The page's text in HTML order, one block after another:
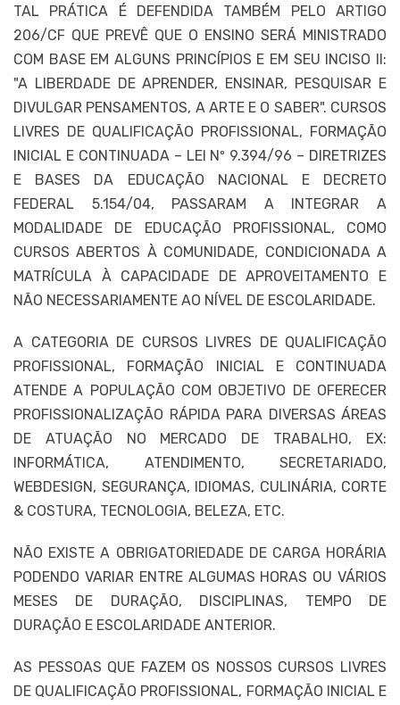
TAL PRÁTICA É DEFENDIDA TAMBÉM PELO ARTIGO
206/CF QUE PREVÊ QUE O ENSINO SERÁ MINISTRADO
COM BASE EM ALGUNS PRINCÍPIOS E EM SEU INCISO II:
"A LIBERDADE DE APRENDER, ENSINAR, PESQUISAR E
DIVULGAR PENSAMENTOS, A ARTE E O SABER". CURSOS
LIVRES DE QUALIFICAÇÃO PROFISSIONAL, FORMAÇÃO
INICIAL E CONTINUADA – LEI Nº 9.394/96 – DIRETRIZES
E BASES DA EDUCAÇÃO NACIONAL E DECRETO
FEDERAL 5.154/04, PASSARAM A INTEGRAR A
MODALIDADE DE EDUCAÇÃO PROFISSIONAL, COMO
CURSOS ABERTOS À COMUNIDADE, CONDICIONADA A
MATRÍCULA À CAPACIDADE DE APROVEITAMENTO E
NÃO NECESSARIAMENTE AO NÍVEL DE ESCOLARIDADE.
A CATEGORIA DE CURSOS LIVRES DE QUALIFICAÇÃO
PROFISSIONAL, FORMAÇÃO INICIAL E CONTINUADA
ATENDE A POPULAÇÃO COM OBJETIVO DE OFERECER
PROFISSIONALIZAÇÃO RÁPIDA PARA DIVERSAS ÁREAS
DE ATUAÇÃO NO MERCADO DE TRABALHO, EX:
INFORMÁTICA, ATENDIMENTO, SECRETARIADO,
WEBDESIGN, SEGURANÇA, IDIOMAS, CULINÁRIA, CORTE
& COSTURA, TECNOLOGIA, BELEZA, ETC.
NÃO EXISTE A OBRIGATORIEDADE DE CARGA HORÁRIA
PODENDO VARIAR ENTRE ALGUMAS HORAS OU VÁRIOS
MESES DE DURAÇÃO, DISCIPLINAS, TEMPO DE
DURAÇÃO E ESCOLARIDADE ANTERIOR.
AS PESSOAS QUE FAZEM OS NOSSOS CURSOS LIVRES
DE QUALIFICAÇÃO PROFISSIONAL, FORMAÇÃO INICIAL E